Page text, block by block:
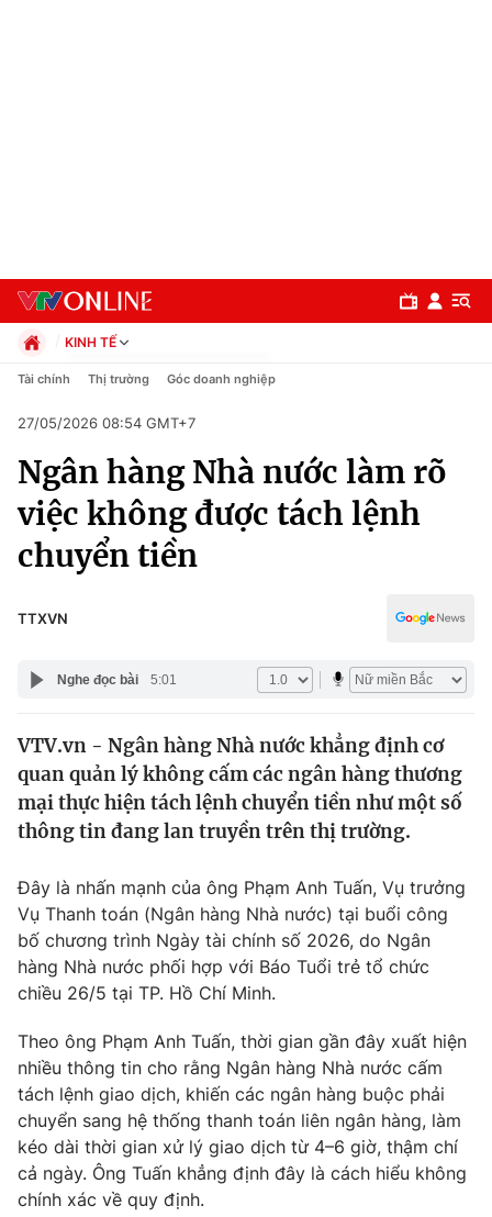
Chuyên mục
Chính trị
Xã hội
Pháp luật
Y tế
Thế giới
Tin tức
Thế giới đó đây
Câu chuyện quốc tế
Kinh tế
Thị trường
Góc doanh nghiệp
Dữ liệu và đời sống
Truyền hình
Phim VTV
Hậu trường
Nhân vật
Khán giả
Giải sao mai
Giải trí
Điện ảnh
Âm nhạc
Sao
Đời sống
Du lịch
Làm đẹp
Chất lượng cuộc sống
Giáo dục
Tuyển sinh
Công nghệ
KINH TẾ
Chính trị
Pháp luật
Kinh tế
Thể thao
Truyền hình
Văn hóa - Giải trí
Y tế
Tài chính Thị trường Góc doanh nghiệp
27/05/2026 08:54 GMT+7
Ngân hàng Nhà nước làm rõ
việc không được tách lệnh
chuyển tiền
TTXVN
Nghe đọc bài 5:01
VTV.vn - Ngân hàng Nhà nước khẳng định cơ
quan quản lý không cấm các ngân hàng thương
mại thực hiện tách lệnh chuyển tiền như một số
thông tin đang lan truyền trên thị trường.
Đây là nhấn mạnh của ông Phạm Anh Tuấn, Vụ trưởng
Vụ Thanh toán (Ngân hàng Nhà nước) tại buổi công
bố chương trình Ngày tài chính số 2026, do Ngân
hàng Nhà nước phối hợp với Báo Tuổi trẻ tổ chức
chiều 26/5 tại TP. Hồ Chí Minh.
Theo ông Phạm Anh Tuấn, thời gian gần đây xuất hiện
nhiều thông tin cho rằng Ngân hàng Nhà nước cấm
tách lệnh giao dịch, khiến các ngân hàng buộc phải
chuyển sang hệ thống thanh toán liên ngân hàng, làm
kéo dài thời gian xử lý giao dịch từ 4–6 giờ, thậm chí
cả ngày. Ông Tuấn khẳng định đây là cách hiểu không
chính xác về quy định.